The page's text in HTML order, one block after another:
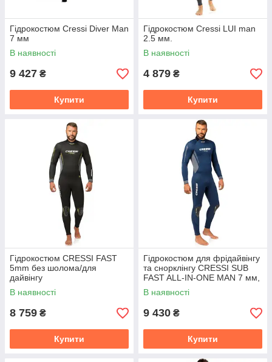
Гідрокостюм Cressi Diver Man
7 мм
В наявності
9 427 ₴
Купити
Гідрокостюм Cressi LUI man
2.5 мм.
В наявності
4 879 ₴
Купити
Гідрокостюм CRESSI FAST
5mm без шолома/для
дайвінгу
В наявності
8 759 ₴
Купити
Гідрокостюм для фрідайвінгу
та снорклінгу CRESSI SUB
FAST ALL-IN-ONE MAN 7 мм,
розміри М, L, XL, 2XL, 3XL
В наявності
9 430 ₴
Купити